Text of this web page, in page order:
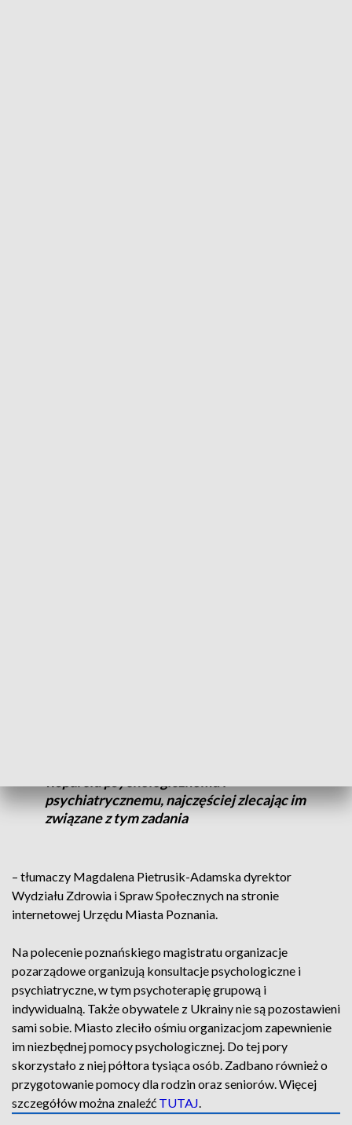
psychiatrycznemu, najczęściej zlecając im
związane z tym zadania
– tłumaczy Magdalena Pietrusik-Adamska dyrektor
Wydziału Zdrowia i Spraw Społecznych na stronie
internetowej Urzędu Miasta Poznania.
Na polecenie poznańskiego magistratu organizacje
pozarządowe organizują konsultacje psychologiczne i
psychiatryczne, w tym psychoterapię grupową i
indywidualną. Także obywatele z Ukrainy nie są pozostawieni
sami sobie. Miasto zleciło ośmiu organizacjom zapewnienie
im niezbędnej pomocy psychologicznej. Do tej pory
skorzystało z niej półtora tysiąca osób. Zadbano również o
przygotowanie pomocy dla rodzin oraz seniorów. Więcej
szczegółów można znaleźć TUTAJ.